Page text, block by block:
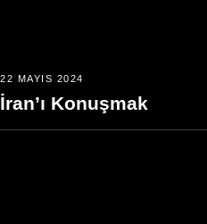
22 MAYIS 2024
İran’ı Konuşmak